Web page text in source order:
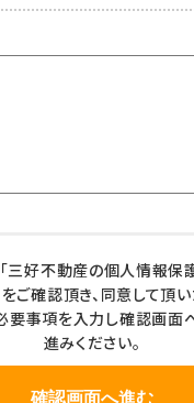
三好不動産の個人情報保
をご確認頂き、同意して頂
要事項を入力し確認画面
進みください。